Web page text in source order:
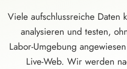
Viele aufschlussreiche Daten
analysieren und testen,
Labor-Umgebung
Live-Web. Wir werden